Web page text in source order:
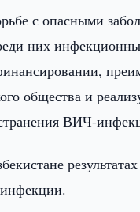
с опасными
них
общества и
ВИЧ-